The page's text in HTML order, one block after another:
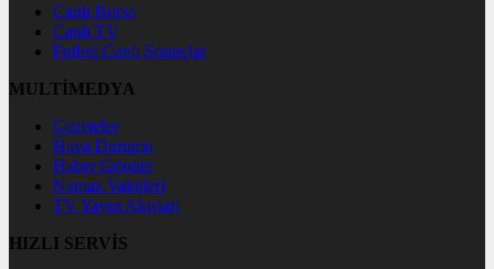
Canlı Borsa
Canlı TV
Futbol Canlı Sonuçlar
MULTİMEDYA
Gazeteler
Hava Durumu
Haber Gönder
Namaz Vakitleri
TV Yayın Akışları
HIZLI SERVİS